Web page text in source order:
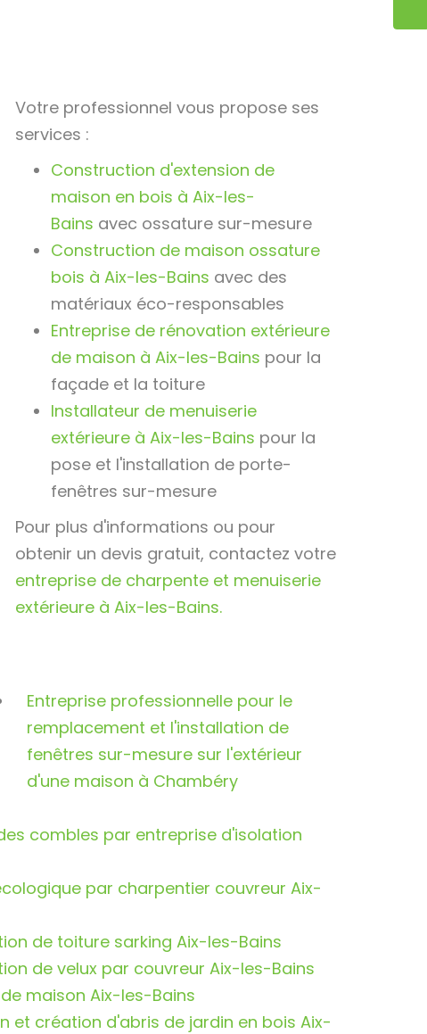
Votre professionnel vous propose ses
services :
Construction d'extension de
maison en bois à Aix-les-
Bains avec ossature sur-mesure
Construction de maison ossature
bois à Aix-les-Bains avec des
matériaux éco-responsables
Entreprise de rénovation extérieure
de maison à Aix-les-Bains pour la
façade et la toiture
Installateur de menuiserie
extérieure à Aix-les-Bains pour la
pose et l'installation de porte-
fenêtres sur-mesure
Pour plus d'informations ou pour
obtenir un devis gratuit, contactez votre
entreprise de charpente et menuiserie
extérieure à Aix-les-Bains.
Entreprise professionnelle pour le
remplacement et l'installation de
fenêtres sur-mesure sur l'extérieur
d'une maison à Chambéry
combles par entreprise d'isolation
par charpentier couvreur Aix-
de toiture sarking Aix-les-Bains
de velux par couvreur Aix-les-Bains
maison Aix-les-Bains
et création d'abris de jardin en bois Aix-